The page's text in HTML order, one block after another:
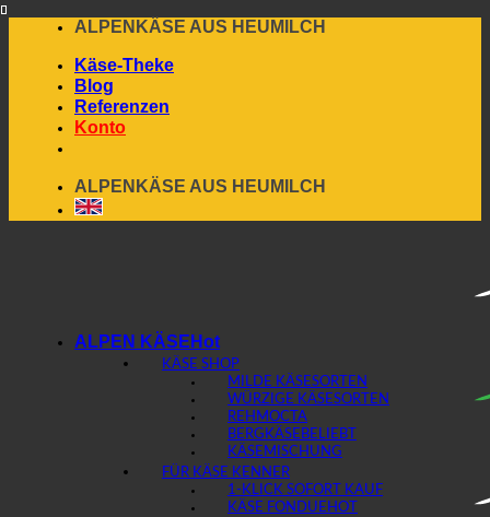
content
ALPENKÄSE AUS HEUMILCH
Käse-Theke
Blog
Referenzen
Konto
ALPENKÄSE AUS HEUMILCH
ALPEN KÄSE
KÄSE SHOP
MILDE KÄSESORTEN
WÜRZIGE KÄSESORTEN
REHMOCTA
BERGKÄSE
KÄSEMISCHUNG
FÜR KÄSE KENNER
1-KLICK SOFORT KAUF
KÄSE FONDUE